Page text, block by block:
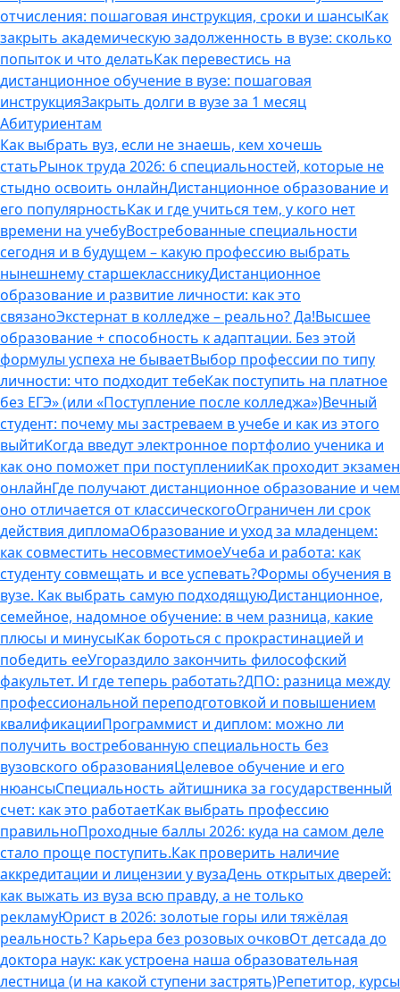
отчисления: пошаговая инструкция, сроки и шансыКак
закрыть академическую задолженность в вузе: сколько
попыток и что делатьКак перевестись на
дистанционное обучение в вузе: пошаговая
инструкцияЗакрыть долги в вузе за 1 месяц
Абитуриентам
Как выбрать вуз, если не знаешь, кем хочешь
статьРынок труда 2026: 6 специальностей, которые не
стыдно освоить онлайнДистанционное образование и
его популярностьКак и где учиться тем, у кого нет
времени на учебуВостребованные специальности
сегодня и в будущем – какую профессию выбрать
нынешнему старшеклассникуДистанционное
образование и развитие личности: как это
связаноЭкстернат в колледже – реально? Да!Высшее
образование + способность к адаптации. Без этой
формулы успеха не бываетВыбор профессии по типу
личности: что подходит тебеКак поступить на платное
без ЕГЭ» (или «Поступление после колледжа»)Вечный
студент: почему мы застреваем в учебе и как из этого
выйтиКогда введут электронное портфолио ученика и
как оно поможет при поступленииКак проходит экзамен
онлайнГде получают дистанционное образование и чем
оно отличается от классическогоОграничен ли срок
действия дипломаОбразование и уход за младенцем:
как совместить несовместимоеУчеба и работа: как
студенту совмещать и все успевать?Формы обучения в
вузе. Как выбрать самую подходящуюДистанционное,
семейное, надомное обучение: в чем разница, какие
плюсы и минусыКак бороться с прокрастинацией и
победить ееУгораздило закончить философский
факультет. И где теперь работать?ДПО: разница между
профессиональной переподготовкой и повышением
квалификацииПрограммист и диплом: можно ли
получить востребованную специальность без
вузовского образованияЦелевое обучение и его
нюансыСпециальность айтишника за государственный
счет: как это работаетКак выбрать профессию
правильноПроходные баллы 2026: куда на самом деле
стало проще поступить.Как проверить наличие
аккредитации и лицензии у вузаДень открытых дверей:
как выжать из вуза всю правду, а не только
рекламуЮрист в 2026: золотые горы или тяжёлая
реальность? Карьера без розовых очковОт детсада до
доктора наук: как устроена наша образовательная
лестница (и на какой ступени застрять)Репетитор, курсы